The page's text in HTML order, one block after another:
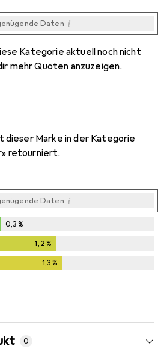
Daten i
Kategorie aktuell noch nicht
mehr Quoten anzuzeigen.
dieser Marke in der Kategorie
retourniert.
Daten i
0,3%
1,2 %
1,3%
0